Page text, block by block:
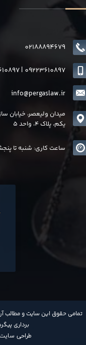
​تمامی حقوق این سایت و مطالب
برداری
طراحی
02188894679
info@pergaslaw.ir
| 09223610897
میدان ولیعصر، خیابان
یکم، پلاک 4، واحد 5
ساعت کاری: شنبه تا پنجشنبه 8